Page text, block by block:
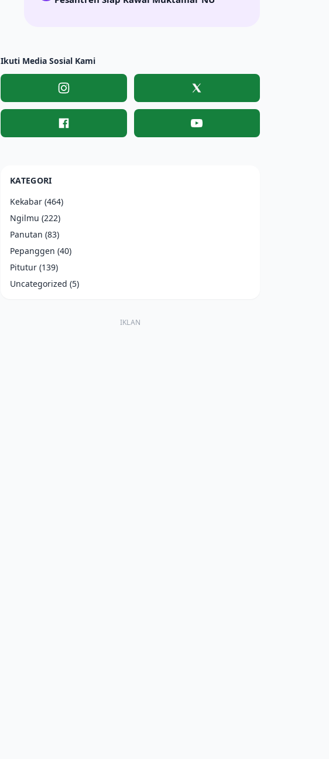
Ikuti Media Sosial Kami
Instagram X
Facebook YouTube
KATEGORI
Kekabar (464)
Ngilmu (222)
Panutan (83)
Pepanggen (40)
Pitutur (139)
Uncategorized (5)
IKLAN